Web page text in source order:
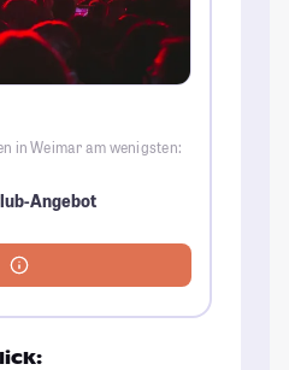
in Weimar am wenigsten:
Angebot